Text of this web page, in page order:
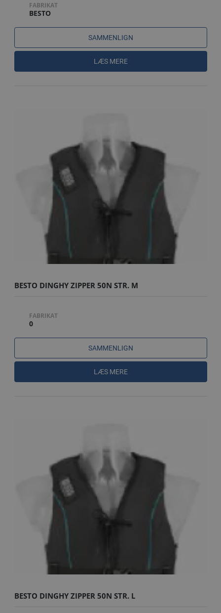
FABRIKAT
BESTO
SAMMENLIGN
LÆS MERE
BESTO DINGHY ZIPPER 50N STR. M
FABRIKAT
0
SAMMENLIGN
LÆS MERE
BESTO DINGHY ZIPPER 50N STR. L